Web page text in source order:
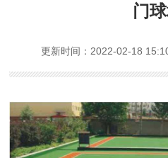
门
更新时间：2022-02-18